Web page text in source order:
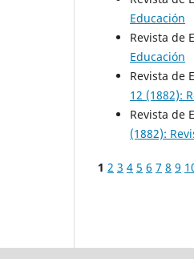
Educación
Revista de
Educación
Revista de
12 (1882):
Revista de
(1882):
1 2 3 4 5 6 7 8 9